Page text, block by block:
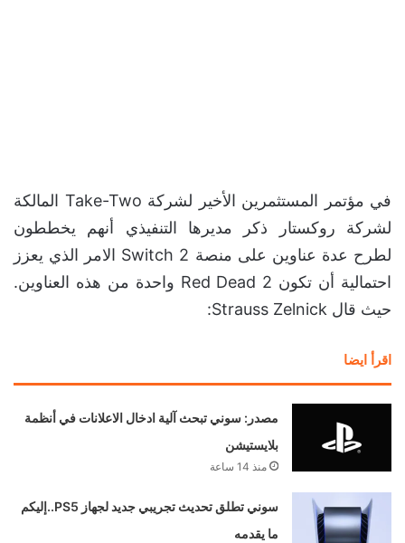
في مؤتمر المستثمرين الأخير لشركة Take-Two المالكة
لشركة روكستار ذكر مديرها التنفيذي أنهم يخططون
لطرح عدة عناوين على منصة Switch 2 الامر الذي يعزز
احتمالية أن تكون Red Dead 2 واحدة من هذه العناوين.
حيث قال Strauss Zelnick:
اقرأ ايضا
مصدر: سوني تبحث آلية ادخال الاعلانات في أنظمة
بلايستيشن
منذ 14 ساعة
سوني تطلق تحديث تجريبي جديد لجهاز PS5..إليكم
ما يقدمه